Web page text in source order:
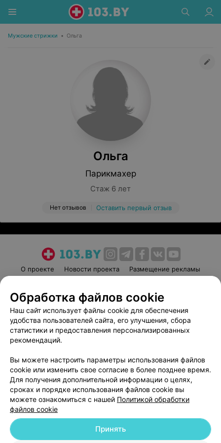
Мужские стрижки • Ольга
Ольга
Парикмахер
Стаж 6 лет
Нет отзывов Оставить первый отзыв
О проекте Новости проекта
Размещение рекламы
Пользовательское соглашение
Способы оплаты
Вакансии
Партнеры
Написать руководителю 103.by
Обработка персональных данных
© 2026 ООО «Артокс Лаб», УНП 191700409
| 220012, Республика Беларусь,
Обработка файлов cookie
Наш сайт использует файлы cookie для обеспечения
удобства пользователей сайта, его улучшения, сбора
статистики и предоставления персонализированных
рекомендаций.
Вы можете настроить параметры использования файлов
cookie или изменить свое согласие в более позднее время.
Для получения дополнительной информации о целях,
сроках и порядке использования файлов cookie вы
можете ознакомиться с нашей Политикой обработки
файлов cookie
Принять